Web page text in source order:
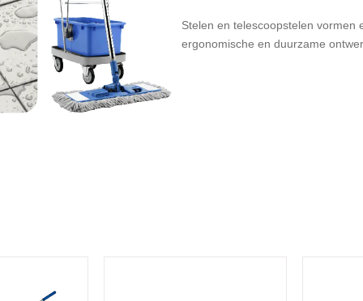
Stelen en telescoopstelen vormen
ergonomische en duurzame